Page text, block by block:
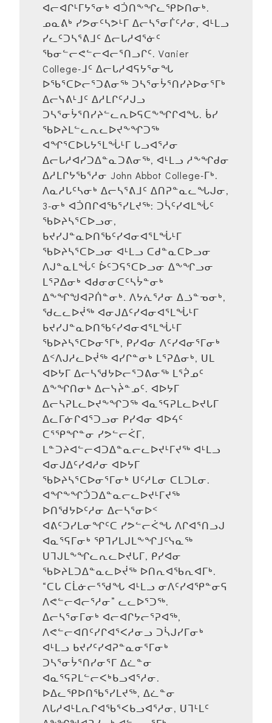
ᐊᓕᐊᒋᒻᒥᔭᕐᓂᒃ ᐊᑑᑎᖕᖏᓚᕿᐅᑎᓂᒃ.
ᓄᓇᕕᒃ ᓯᕗᓂᑦᓴᕗᒻᒥ ᐃᓕᓴᕐᓂᒦᑦᓱᓂ, ᐊᒻᒪᓗ
ᓯᓚᑦᑐᓴᕐᕕᒧᑦ ᐃᓕᒐᓱᐊᕐᓃᑦ
ᖃᓂᓪᓕᕙᓪᓕᐊᓕᕐᑎᓗᒋᑦ. Vanier
College-ᒧᑦ ᐃᓕᒐᓱᐊᕋᔭᕐᓂᖓ
ᐅᖃᕐᑕᐅᓕᕐᑐᕕᓂᖅ ᑐᓴᕐᓂᔮᕐᑎᓯᔨᐅᓂᕐᒥᒃ
ᐃᓕᓭᕕᒻᒧᑦ ᐃᓱᒪᒋᑦᓱᒍᓗ
ᑐᓴᕐᓂᔮᕐᑎᓯᔨᓪᓚᕆᐅᕋᑕᖕᖏᒋᐊᖓ. ᑳᓯ
ᖃᐅᔨᒪᓪᓚᕆᓚᐅᔪᖕᖏᑐᖅ
ᐊᖏᕐᑕᐅᒐᔭᕐᒪᖔᒻᒥ ᒐᓗᐊᕐᓱᓂ
ᐃᓕᒐᓱᐊᓯᑐᐃᓐᓇᑐᕕᓂᖅ, ᐊᒻᒪᓗ ᓱᖕᖏᑯᓂ
ᐃᓱᒪᒋᔭᖃᕐᓱᓂ John Abbot College-ᒥᒃ.
ᐱᓇᓱᒐᑦᓴᓂᒃ ᐃᓕᓴᕐᕕᒧᑦ ᐃᑎᕈᓐᓇᓚᖓᒍᓂ,
3-ᓂᒃ ᐊᑑᑎᒋᐊᖃᕐᓯᒪᔪᖅ: ᑐᓵᑦᓯᐊᒪᖔᑦ
ᖃᐅᔨᓴᕐᑕᐅᓗᓂ,
ᑲᔪᓯᒍᓐᓇᐅᑎᖃᑦᓯᐊᓂᐊᕐᒪᖔᒻᒥ
ᖃᐅᔨᓴᕐᑕᐅᓗᓂ ᐊᒻᒪᓗ ᑕᑯᓐᓇᑕᐅᓗᓂ
ᐱᒍᓐᓇᒪᖔᑦ ᐆᑦᑐᕋᕐᑕᐅᓗᓂ ᐃᖕᖏᓗᓂ
ᒪᕐᕈᐃᓂᒃ ᐊᑯᓂᓂᑕᑦᓴᔮᓐᓂᒃ
ᐃᖕᖏᖑᐊᕈᑏᓐᓂᒃ. ᐱᔭᕇᕐᓱᓂ ᐃᓘᓐᓀᓂᒃ,
ᖁᓚᓚᐅᔫᖅ ᐊᓂᒍᐃᑦᓯᐊᓂᐊᕐᒪᖔᒻᒥ
ᑲᔪᓯᒍᓐᓇᐅᑎᖃᑦᓯᐊᓂᐊᕐᒪᖔᒻᒥ
ᖃᐅᔨᓴᕐᑕᐅᓂᕐᒥᒃ, ᑭᓯᐊᓂ ᐱᑦᓯᐊᓂᕐᒥᓂᒃ
ᐃᑉᐱᒍᓱᓚᐅᔫᖅ ᐊᓯᒋᓐᓂᒃ ᒪᕐᕈᐃᓂᒃ, ᑌᒪ
ᐊᐅᔭᒥ ᐃᓕᓴᖁᔭᐅᓕᕐᑐᕕᓂᖅ ᒪᕐᕉᓄᑦ
ᐃᖕᖏᑎᓂᒃ ᐃᓕᓭᔩᓐᓄᑦ. ᐊᐅᔭᒥ
ᐃᓕᓴᕈᒪᓚᐅᔪᖕᖏᑐᖅ ᐊᓇᕐᕋᕈᒪᓚᐅᔪᒐᒥ
ᐃᓚᒥᓃᒋᐊᕐᑐᓗᓂ ᑭᓯᐊᓂ ᐊᐅᔦᑦ
ᑕᕐᕿᖏᓐᓂ ᓯᕗᓪᓕᐹᒥ,
ᒪᓐᑐᔨᐊᓪᓕᐊᑐᐃᓐᓇᓕᓚᐅᔪᒻᒥᔪᖅ ᐊᒻᒪᓗ
ᐊᓂᒍᐃᑦᓯᐊᓱᓂ ᐊᐅᔭᒥ
ᖃᐅᔨᓴᕐᑕᐅᓂᕐᒥᓂᒃ ᑌᑦᓱᒪᓂ ᑕᒪᑐᒪᓂ.
ᐊᖏᖕᖏᑑᑐᐃᓐᓇᓕᓚᐅᔪᒻᒥᔪᖅ
ᐅᑎᖁᔭᐅᑦᓱᓂ ᐃᓕᓴᕐᓂᐅᑉ
ᐊᕕᑦᑐᓯᒪᓂᖏᑦᑕ ᓯᕗᓪᓕᐹᖓ ᐱᒋᐊᕐᑎᓗᒍ
ᐊᓇᕐᕋᒥᓂᒃ ᕿᒣᓯᒪᒍᒪᖕᖏᒧᑦᓭᓇᖅ
ᑌᒣᒍᒪᖕᖏᓚᕆᓚᐅᔪᒐᒥ, ᑭᓯᐊᓂ
ᖃᐅᔨᒪᑐᐃᓐᓇᓚᐅᔫᖅ ᐅᑎᕆᐊᖃᕆᐊᒥᒃ.
“ᑕᒐ ᑕᒫᓃᓕᕐᖁᖓ ᐊᒻᒪᓗ ᓂᐱᑦᓯᐊᕿᓐᓂᕋ
ᐱᕙᓪᓕᐊᓕᕐᓱᓂ” ᓚᓚᐅᕐᑐᖅ.
ᐃᓕᓴᕐᓂᒥᓂᒃ ᐊᓕᐊᒋᔭᓕᕐᕈᐊᖅ,
ᐱᕙᓪᓕᐊᑎᑦᓯᒋᐊᕐᐸᓱᓂᓗ ᑐᓵᒍᓯᒥᓂᒃ
ᐊᒻᒪᓗ ᑲᔪᓯᑦᓯᐊᕈᓐᓇᓂᕐᒥᓂᒃ
ᑐᓴᕐᓂᔮᕐᑎᓯᓂᕐᒥ ᐃᓛᓐᓂ
ᐊᓇᕐᕋᕈᒪᓪᓕᐸᒃᑲᓗᐊᕐᓱᓂ.
ᐅᐃᓚᕿᐅᑎᖃᕐᓯᒪᔪᖅ, ᐃᓛᓐᓂ
ᐱᒐᓱᐊᒻᒪᕆᒋᐊᖃᕐᐸᑲᓗᐊᕐᓱᓂ, ᑌᒣᒻᒪᑦ